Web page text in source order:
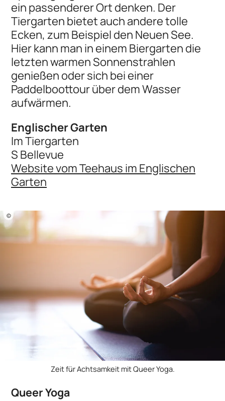
ein passenderer Ort denken. Der
Tiergarten bietet auch andere tolle
Ecken, zum Beispiel den Neuen See.
Hier kann man in einem Biergarten die
letzten warmen Sonnenstrahlen
genießen oder sich bei einer
Paddelboottour über dem Wasser
aufwärmen.
Englischer Garten
Im Tiergarten
S Bellevue
Website vom Teehaus im Englischen
Garten
©
Zeit für Achtsamkeit mit Queer Yoga.
Queer Yoga